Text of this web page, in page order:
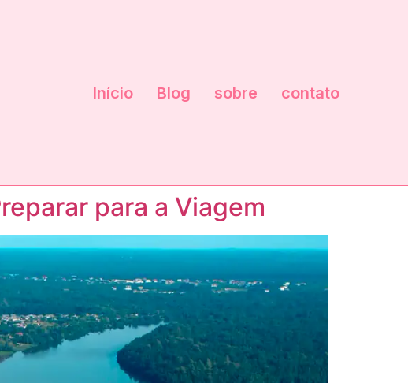
Início Blog sobre contato
para a Viagem